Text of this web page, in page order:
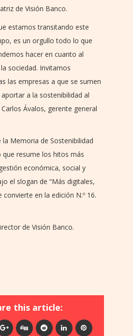
de Visión Banco.
estamos transitando este
es un orgullo todo lo que
hacer en cuanto al
sociedad. Invitamos
las empresas a que se sumen
a la sostenibilidad al
Ávalos, gerente general
la Memoria de Sostenibilidad
resume los hitos más
económica, social y
el slogan de “Más digitales,
convierte en la edición N.º 16.
de Visión Banco.
this article: